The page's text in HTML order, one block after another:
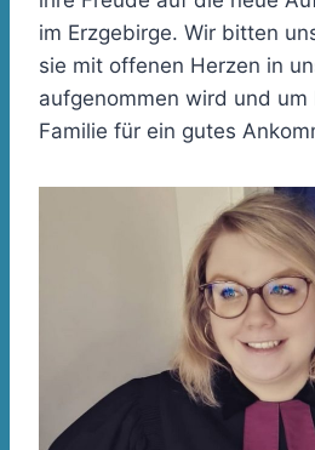
im Erzgebirge. Wir bitten
sie mit offenen Herzen in
aufgenommen wird und um
Familie für ein gutes